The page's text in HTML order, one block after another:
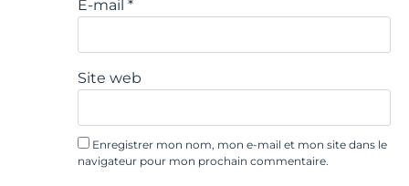
E-mail *
Site web
Enregistrer mon nom, mon e-mail et mon site dans le
navigateur pour mon prochain commentaire.